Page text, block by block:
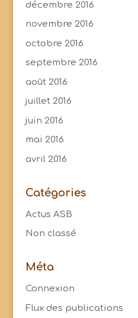
décembre 2016
novembre 2016
octobre 2016
septembre 2016
août 2016
juillet 2016
juin 2016
mai 2016
avril 2016
Catégories
Actus ASB
Non classé
Méta
Connexion
Flux des publications